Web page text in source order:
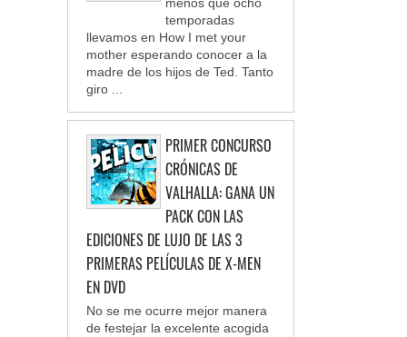
temporadas
llevamos en How I met your
mother esperando conocer a la
madre de los hijos de Ted. Tanto
giro ...
PRIMER CONCURSO
CRÓNICAS DE
VALHALLA: GANA UN
PACK CON LAS
EDICIONES DE LUJO DE LAS 3
PRIMERAS PELÍCULAS DE X-MEN
EN DVD
No se me ocurre mejor manera
de festejar la excelente acogida